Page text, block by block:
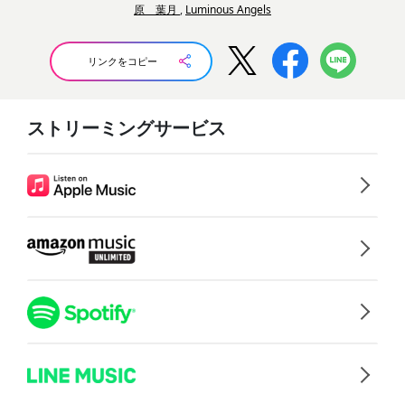
原 葉月 , Luminous Angels
リンクをコピー
ストリーミングサービス